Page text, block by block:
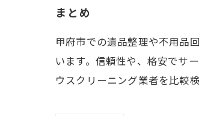
まとめ
甲府市での遺品整理や不用品
います。信頼性や、格安でサ
ウスクリーニング業者を比較